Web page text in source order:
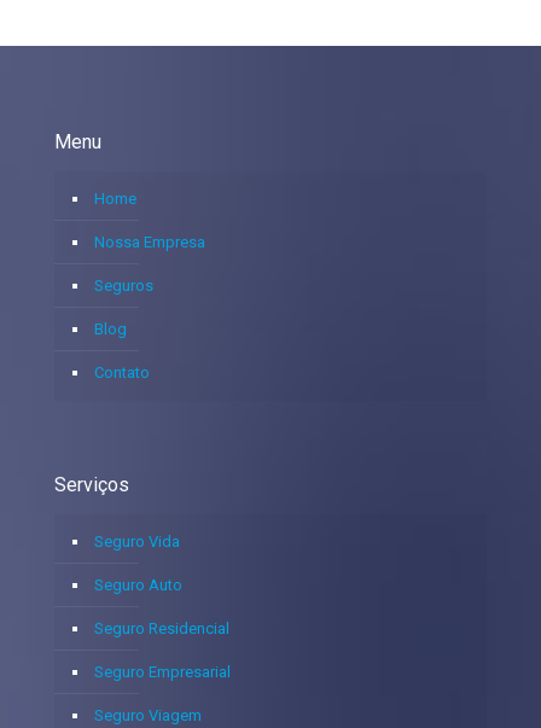
Menu
Home
Nossa Empresa
Seguros
Blog
Contato
Serviços
Seguro Vida
Seguro Auto
Seguro Residencial
Seguro Empresarial
Seguro Viagem